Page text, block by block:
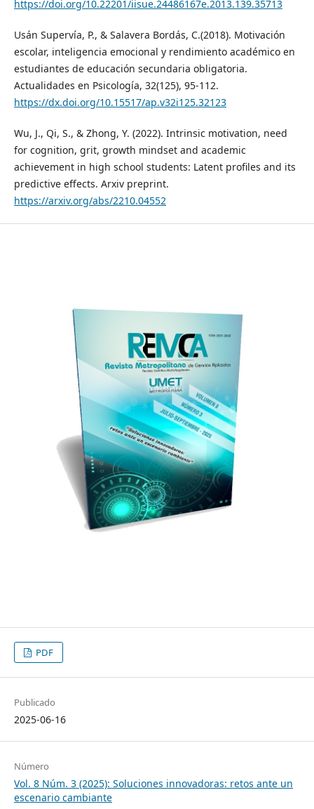
https://doi.org/10.22201/iisue.24486167e.2013.139.35713
Usán Supervía, P., & Salavera Bordás, C.(2018). Motivación
escolar, inteligencia emocional y rendimiento académico en
estudiantes de educación secundaria obligatoria.
Actualidades en Psicología, 32(125), 95-112.
https://dx.doi.org/10.15517/ap.v32i125.32123
Wu, J., Qi, S., & Zhong, Y. (2022). Intrinsic motivation, need
for cognition, grit, growth mindset and academic
achievement in high school students: Latent profiles and its
predictive effects. Arxiv preprint.
https://arxiv.org/abs/2210.04552
PDF
Publicado
2025-06-16
Número
Vol. 8 Núm. 3 (2025): Soluciones innovadoras: retos ante un
escenario cambiante